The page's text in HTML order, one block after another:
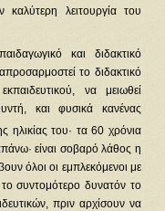
καλύτερη λειτουργία του
και διδακτικό
το διδακτικό
να μειωθεί
και φυσικά κανένας
ηλικίας του· τα 60 χρόνια
είναι σοβαρό λάθος η
όλοι οι εμπλεκόμενοι με
συντομότερο δυνατόν το
πριν αρχίσουν να